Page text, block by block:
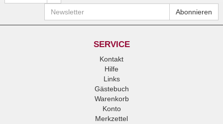
Newsletter Abonnieren
SERVICE
Kontakt
Hilfe
Links
Gästebuch
Warenkorb
Konto
Merkzettel